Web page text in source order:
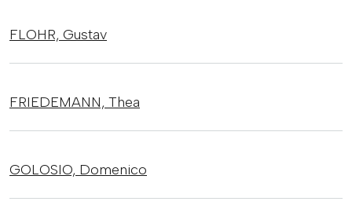
FLOHR, Gustav
FRIEDEMANN, Thea
GOLOSIO, Domenico